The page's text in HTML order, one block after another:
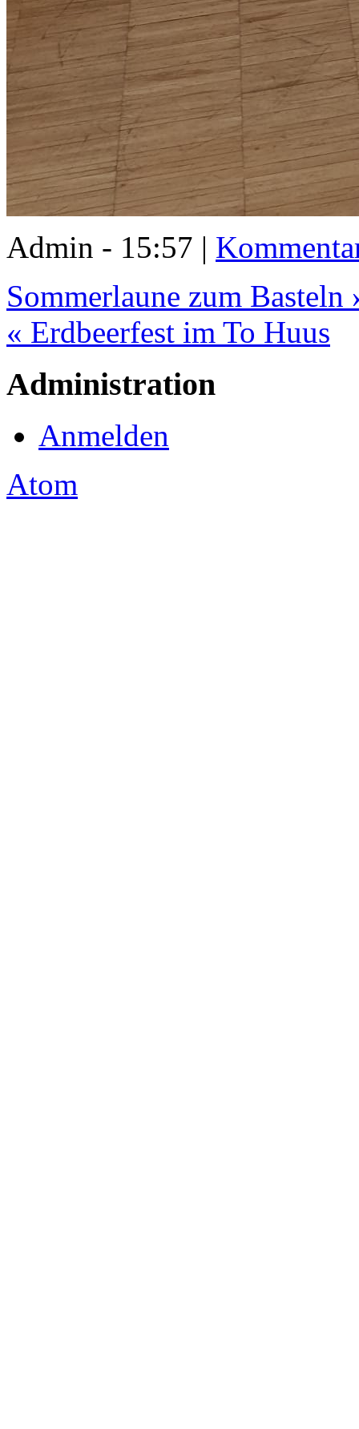
Admin - 15:57 |
Sommerlaune zum Basteln
« Erdbeerfest im To Huus
Administration
Anmelden
Atom